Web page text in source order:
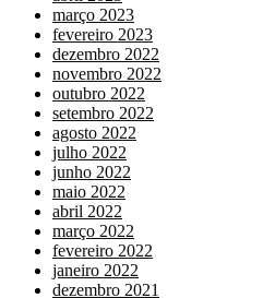
março 2023
fevereiro 2023
dezembro 2022
novembro 2022
outubro 2022
setembro 2022
agosto 2022
julho 2022
junho 2022
maio 2022
abril 2022
março 2022
fevereiro 2022
janeiro 2022
dezembro 2021